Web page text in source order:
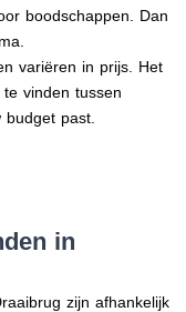
boodschappen. Dan
variëren in prijs. Het
vinden tussen
past.
in
zijn afhankelijk